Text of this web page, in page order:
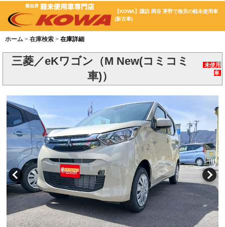
【KOWA】諏訪 岡谷 茅野で格安の軽未使用車
(新古車)
ホーム 在庫検索 在庫詳細
三菱／eKワゴン（M New(コミコミ
車)）
未使用
車